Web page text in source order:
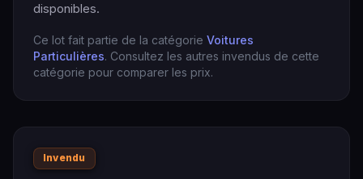
disponibles.
Ce lot fait partie de la catégorie Voitures
Particulières. Consultez les autres invendus de cette
catégorie pour comparer les prix.
Invendu